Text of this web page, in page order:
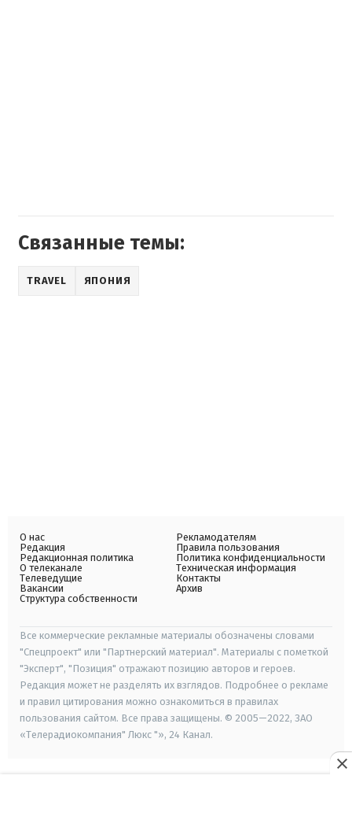
Связанные темы:
TRAVEL ЯПОНИЯ
О нас
Редакция
Редакционная политика
О телеканале
Телеведущие
Вакансии
Структура собственности
Рекламодателям
Правила пользования
Политика конфиденциальности
Техническая информация
Контакты
Архив
Все коммерческие рекламные материалы обозначены словами
"Спецпроект" или "Партнерский материал". Материалы с пометкой
"Эксперт", "Позиция" отражают позицию авторов и героев.
Редакция может не разделять их взглядов. Подробнее о рекламе
и правил цитирования можно ознакомиться в правилах
пользования сайтом. Все права защищены. © 2005—2022, ЗАО
«Телерадиокомпания" Люкс "», 24 Канал.